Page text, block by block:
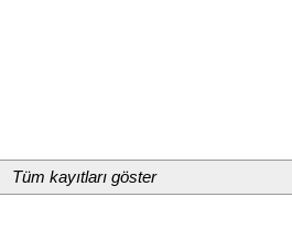
Tüm kayıtları göster